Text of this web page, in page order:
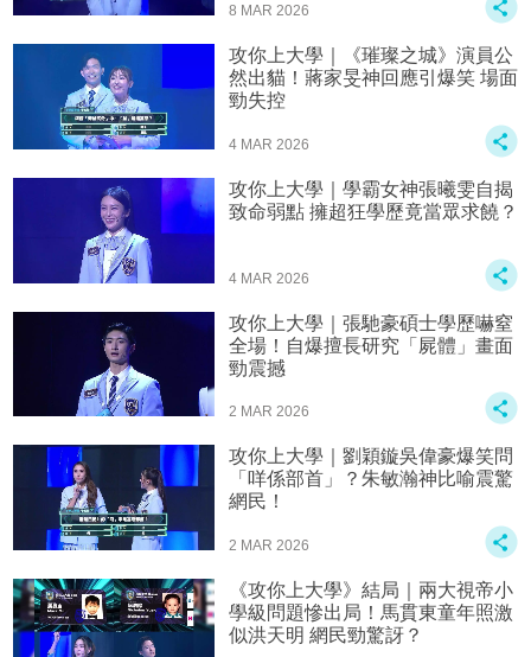
8 MAR 2026
攻你上大學｜《璀璨之城》演員公
然出貓！蔣家旻神回應引爆笑 場面
勁失控
4 MAR 2026
攻你上大學｜學霸女神張曦雯自揭
致命弱點 擁超狂學歷竟當眾求饒？
4 MAR 2026
攻你上大學｜張馳豪碩士學歷嚇窒
全場！自爆擅長研究「屍體」畫面
勁震撼
2 MAR 2026
攻你上大學｜劉穎鏇吳偉豪爆笑問
「咩係部首」？朱敏瀚神比喻震驚
網民！
2 MAR 2026
《攻你上大學》結局｜兩大視帝小
學級問題慘出局！馬貫東童年照激
似洪天明 網民勁驚訝？